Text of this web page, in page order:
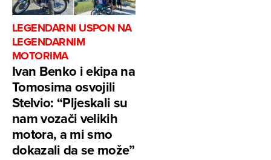
LEGENDARNI USPON NA
LEGENDARNIM
MOTORIMA
Ivan Benko i ekipa na
Tomosima osvojili
Stelvio: “Pljeskali su
nam vozači velikih
motora, a mi smo
dokazali da se može”